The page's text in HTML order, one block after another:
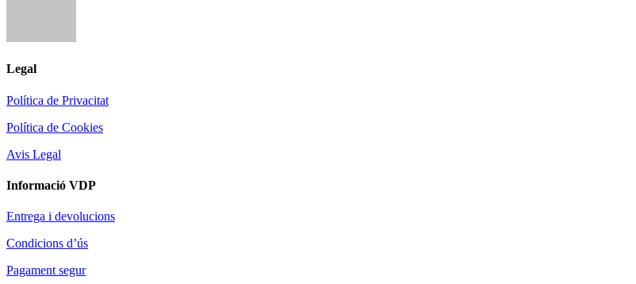
Legal
Política de Privacitat
Política de Cookies
Avis Legal
Informació VDP
Entrega i devolucions
Condicions d’ús
Pagament segur